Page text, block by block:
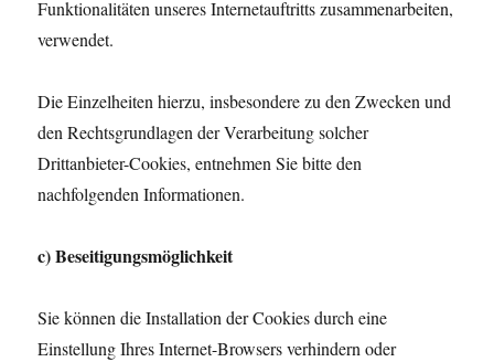
Funktionalitäten unseres Internetauftritts zusammenarbeiten,
verwendet.
Die Einzelheiten hierzu, insbesondere zu den Zwecken und
den Rechtsgrundlagen der Verarbeitung solcher
Drittanbieter-Cookies, entnehmen Sie bitte den
nachfolgenden Informationen.
c) Beseitigungsmöglichkeit
Sie können die Installation der Cookies durch eine
Einstellung Ihres Internet-Browsers verhindern oder